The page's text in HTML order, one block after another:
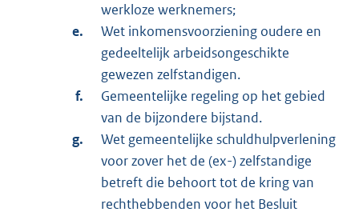
werkloze werknemers;
Wet inkomensvoorziening oudere en
gedeeltelijk arbeidsongeschikte
gewezen zelfstandigen.
Gemeentelijke regeling op het gebied
van de bijzondere bijstand.
Wet gemeentelijke schuldhulpverlening
voor zover het de (ex-) zelfstandige
betreft die behoort tot de kring van
rechthebbenden voor het Besluit